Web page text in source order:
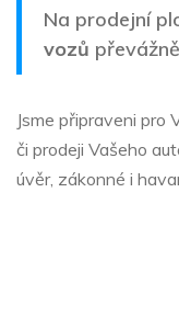
Na prodejní
vozů
Jsme připraveni pro
či prodeji Vašeho
úvěr, zákonné i